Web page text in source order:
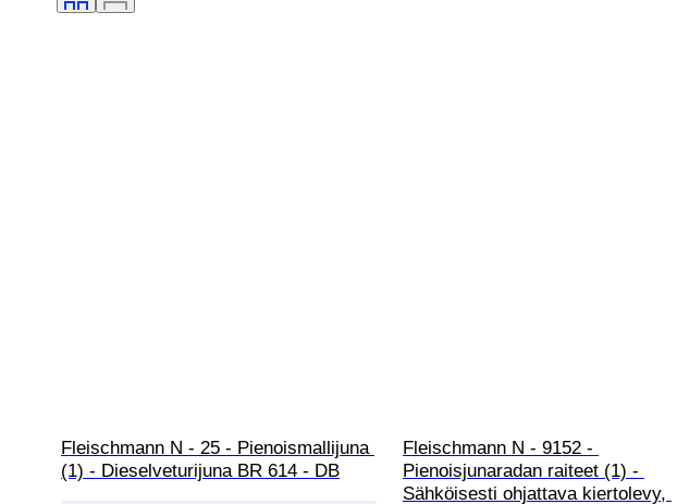
Fleischmann N - 25 - Pienoismallijuna
(1) - Dieselveturijuna BR 614 - DB
Fleischmann N - 9152 -
Pienoisjunaradan raiteet (1) -
Sähköisesti ohjattava kiertolevy,